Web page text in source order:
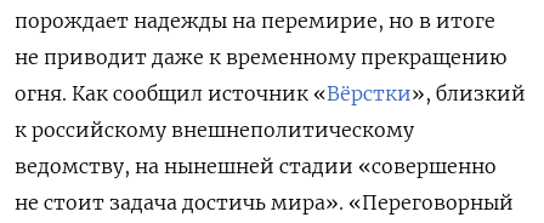
порождает надежды на перемирие, но в итоге
не приводит даже к временному прекращению
огня. Как сообщил источник «Вёрстки», близкий
к российскому внешнеполитическому
ведомству, на нынешней стадии «совершенно
не стоит задача достичь мира». «Переговорный